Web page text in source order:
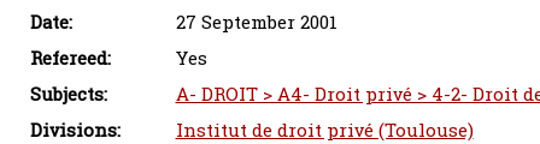
Date:
27 September 2001
Refereed:
Yes
Subjects:
A- DROIT > A4- Droit privé > 4-2- Droit
Divisions:
Institut de droit privé (Toulouse)